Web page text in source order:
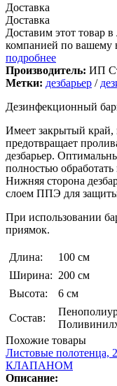
Доставка
Доставка
Доставим этот товар
компанией по вашему
подробнее
Производитель: ИП
Метки: дезбарьер /
Дезинфекционный
Имеет закрытый
предотвращает
дезбарьер.
полностью
Нижняя сторона
слоем ППЭ для
При использовании
приямок.
Длина:
100 см
Ширина: 200 см
Высота:
6 см
Состав:
Похожие товары
Листовые
КЛАПАНОМ
Описание: